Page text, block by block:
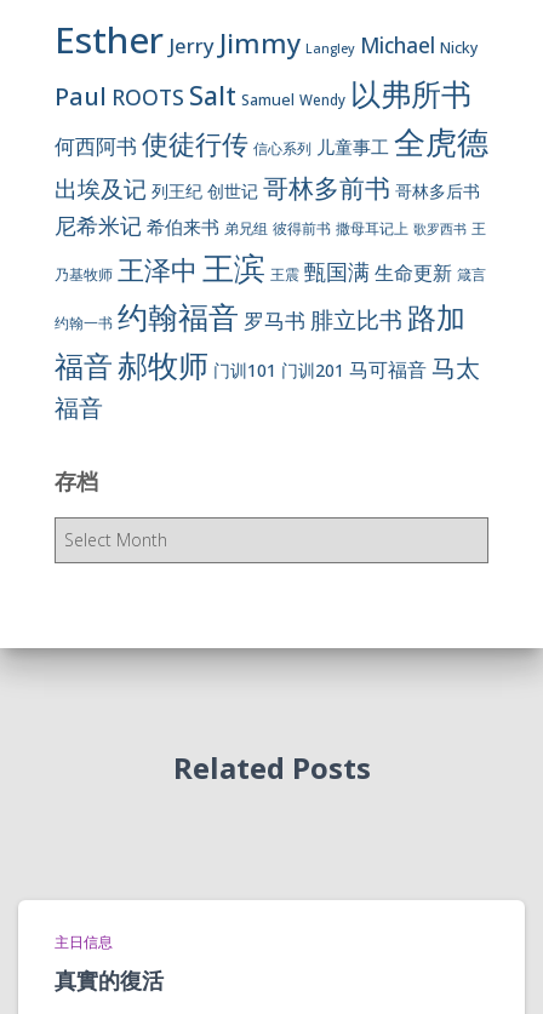
Esther Jerry Jimmy Langley Michael Nicky
Paul ROOTS Salt Samuel Wendy 以弗所书
何西阿书 使徒行传 信心系列 儿童事工 全虎德
出埃及记 列王纪 创世记 哥林多前书 哥林多后书
尼希米记 希伯来书 弟兄组 彼得前书 撒母耳记上 歌罗西书 王
乃基牧师 王泽中 王滨 王震 甄国满生命更新 箴言
约翰一书 约翰福音 罗马书 腓立比书 路加
福音郝牧师 门训101 门训201 马可福音马太
福音
存档
存
Related Posts
主日信息
真實的復活